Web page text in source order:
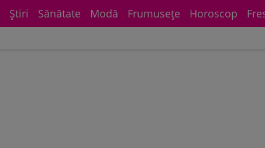
Știri Sănătate Modă Frumuseţe Horoscop